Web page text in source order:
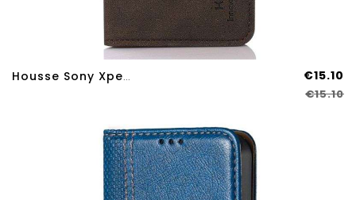
Housse Sony Xperia 10 IV Style Classique KHAZNEH €15.10
€15.10